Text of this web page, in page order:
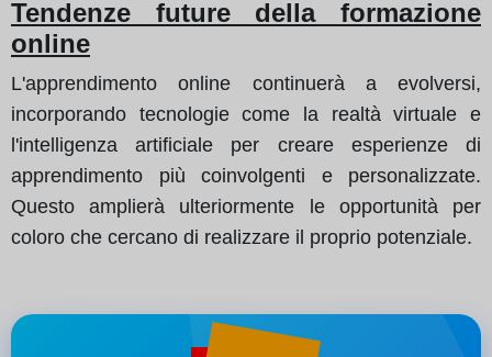
Tendenze future della formazione
online
L'apprendimento online continuerà a evolversi,
incorporando tecnologie come la realtà virtuale e
l'intelligenza artificiale per creare esperienze di
apprendimento più coinvolgenti e personalizzate.
Questo amplierà ulteriormente le opportunità per
coloro che cercano di realizzare il proprio potenziale.